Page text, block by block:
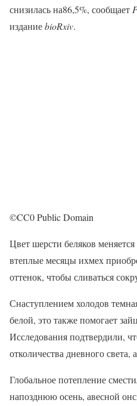
снизилась на86,5%, сообщает
изданиеbioRxiv.
©CC0 Public Domain
Цвет шерсти беляков
втеплые месяцы ихмех
оттенок, чтобы сливаться
Снаступлением холодов
белой, это также помогает
Исследования подтвердили,
отколичества дневного света,
Глобальное потепление
напозднюю осень, авесной